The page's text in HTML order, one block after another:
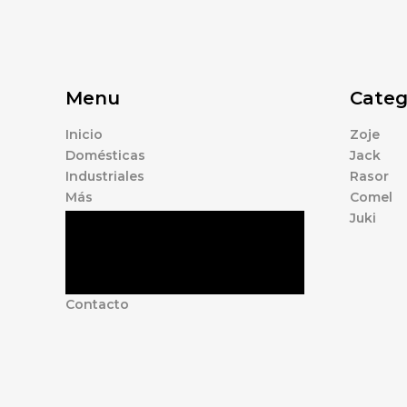
Menu
Inicio
Domésticas
Industriales
Más
Contacto
Zoje
Jack
Rasor
Comel
Juki